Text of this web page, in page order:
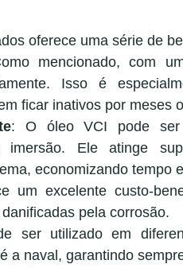
oferece uma série de
mencionado, com
Isso é
ficar inativos por meses
: O óleo VCI pode ser
imersão. Ele atinge
economizando tempo
um excelente custo-
pela corrosão.
ser utilizado em
a naval, garantindo